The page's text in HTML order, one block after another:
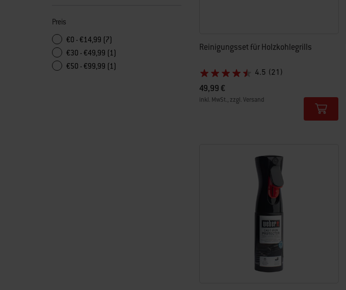
Preis
€0 - €14,99 (7)
€30 - €49,99 (1)
€50 - €99,99 (1)
Reinigungsset für Holzkohlegrills
4.5 (21)
49,99 €
inkl. MwSt., zzgl. Versand